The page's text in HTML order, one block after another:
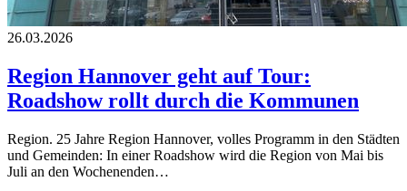
26.03.2026
Region Hannover geht auf Tour:
Roadshow rollt durch die Kommunen
Region. 25 Jahre Region Hannover, volles Programm in den Städten
und Gemeinden: In einer Roadshow wird die Region von Mai bis
Juli an den Wochenenden…